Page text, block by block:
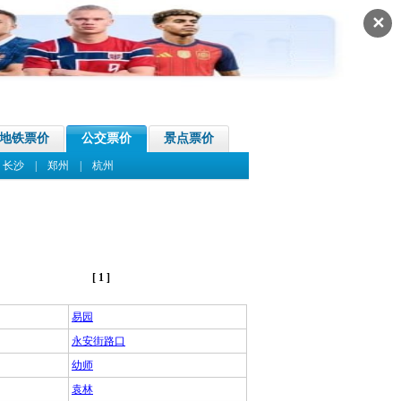
✕
地铁票价 公交票价 景点票价
长沙| 郑州
杭州
[ 1 ]
易园
永安街路口
幼师
袁林